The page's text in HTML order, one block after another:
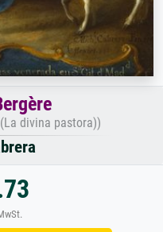
divina pastora))